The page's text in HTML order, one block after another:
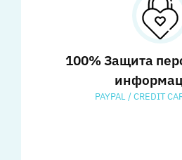
100% Защита
PAYPAL / CREDIT